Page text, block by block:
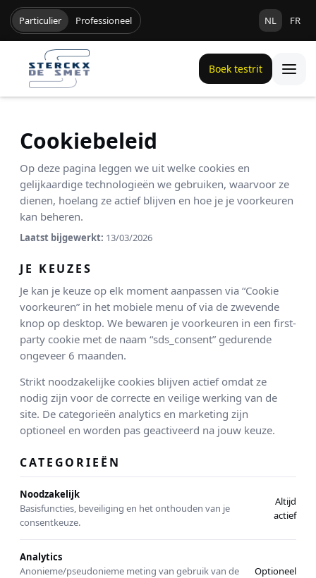
Particulier Professioneel NL FR
Boek testrit
Cookiebeleid
Op deze pagina leggen we uit welke cookies en
gelijkaardige technologieën we gebruiken, waarvoor ze
dienen, hoelang ze actief blijven en hoe je je voorkeuren
kan beheren.
Laatst bijgewerkt: 13/03/2026
JE KEUZES
Je kan je keuze op elk moment aanpassen via “Cookie
voorkeuren” in het mobiele menu of via de zwevende
knop op desktop. We bewaren je voorkeuren in een first-
party cookie met de naam “sds_consent” gedurende
ongeveer 6 maanden.
Strikt noodzakelijke cookies blijven actief omdat ze
nodig zijn voor de correcte en veilige werking van de
site. De categorieën analytics en marketing zijn
optioneel en worden pas geactiveerd na jouw keuze.
CATEGORIEËN
Noodzakelijk
Basisfuncties, beveiliging en het onthouden van je
consentkeuze.
Altijd
actief
Analytics
Anonieme/pseudonieme meting van gebruik van de
Optioneel